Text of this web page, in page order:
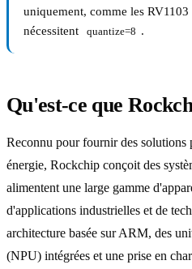
uniquement, comme les RV1103
nécessitent
quantize=8 .
Qu'est-ce que
Reconnu pour fournir des solutions
énergie, Rockchip conçoit des
alimentent une large gamme
d'applications industrielles et de
architecture basée sur ARM, des
(NPU) intégrées et une prise en